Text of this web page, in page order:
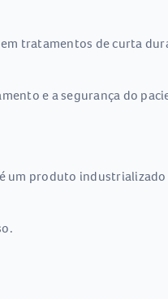
tratamentos de curta
e a segurança do
é um produto